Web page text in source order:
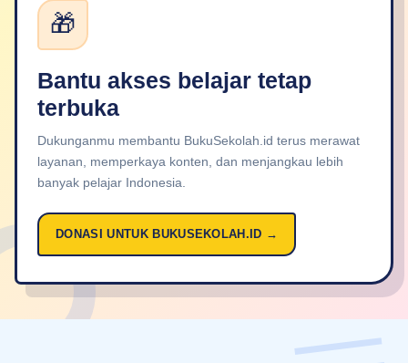
🎁
Bantu akses belajar tetap
terbuka
Dukunganmu membantu BukuSekolah.id terus merawat
layanan, memperkaya konten, dan menjangkau lebih
banyak pelajar Indonesia.
DONASI UNTUK BUKUSEKOLAH.ID →